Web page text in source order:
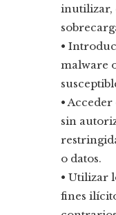
inutilizar,
•
malware
•
sin
o datos.
• Utilizar
fines